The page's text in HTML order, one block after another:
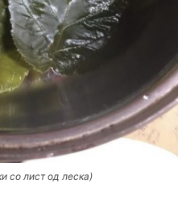
со лист од леска)